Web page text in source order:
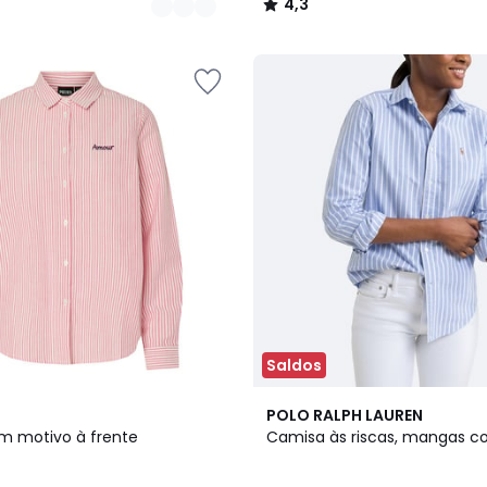
4,3
/
motivo à frente
Saldos
POLO RALPH LAUREN
Camisa às riscas, mangas
4,4
/ 5